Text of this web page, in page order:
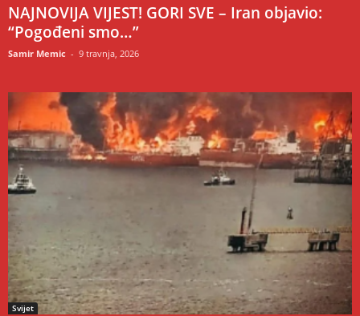
NAJNOVIJA VIJEST! GORI SVE – Iran objavio:
“Pogođeni smo…”
Samir Memic - 9 travnja, 2026
Svijet